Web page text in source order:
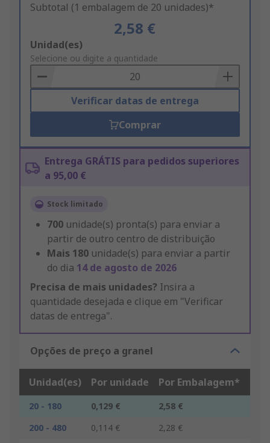
Subtotal (1 embalagem de 20 unidades)*
2,58 €
Add
to
Basket
Unidad(es)
Selecione ou digite a quantidade
Verificar datas de entrega
Comprar
Entrega GRÁTIS para pedidos superiores
a 95,00 €
Stock limitado
700 unidade(s) pronta(s) para enviar a
partir de outro centro de distribuição
Mais 180 unidade(s) para enviar a partir
do dia 14 de agosto de 2026
Precisa de mais unidades? Insira a
quantidade desejada e clique em "Verificar
datas de entrega".
Opções de preço a granel
Unidad(es) Por unidade Por Embalagem*
20 - 180 0,129 €
2,58 €
200 - 480
0,114 €
2,28 €